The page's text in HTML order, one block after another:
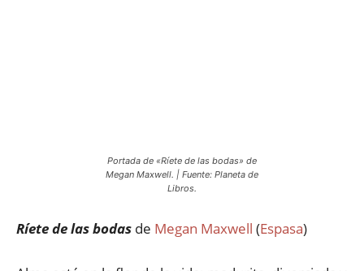
Portada de «Ríete de las bodas» de
Megan Maxwell. | Fuente: Planeta de
Libros.
Ríete de las bodas de Megan Maxwell (Espasa)